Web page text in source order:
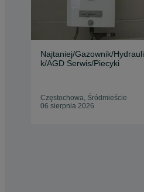
Najtaniej/Gazownik/Hydrauli
k/AGD Serwis/Piecyki
Częstochowa, Śródmieście
06 sierpnia 2026